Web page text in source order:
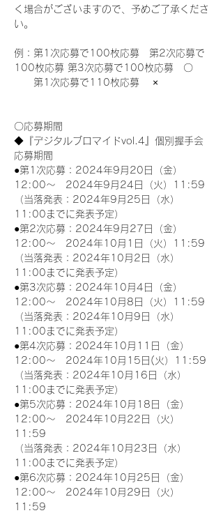
く場合がございますので、予めご了承くださ
い。
例：第1次応募で100枚応募　第2次応募で
100枚応募 第3次応募で100枚応募　〇
第1次応募で110枚応募　 ×
〇応募期間
◆『デジタルブロマイドvol.4』個別握手会
応募期間
●第1次応募：2024年9月20日（金）
12:00～　2024年9月24日（火）11:59
（当落発表：2024年9月25日（水）
11:00までに発表予定）
●第2次応募：2024年9月27日（金）
12:00～　2024年10月1日（火）11:59
（当落発表：2024年10月2日（水）
11:00までに発表予定）
●第3次応募：2024年10月4日（金）
12:00～　2024年10月8日（火）11:59
（当落発表：2024年10月9日（水）
11:00までに発表予定）
●第4次応募：2024年10月11日（金）
12:00～　2024年10月15日(火）11:59
（当落発表：2024年10月16日（水）
11:00までに発表予定）
●第5次応募：2024年10月18日（金）
12:00～　2024年10月22日（火）
11:59
（当落発表：2024年10月23日（水）
11:00までに発表予定）
●第6次応募：2024年10月25日（金）
12:00～　2024年10月29日（火）
11:59